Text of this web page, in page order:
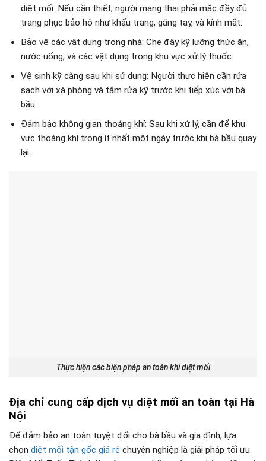
diệt mối. Nếu cần thiết, người mang thai phải mặc đầy đủ
trang phục bảo hộ như khẩu trang, găng tay, và kính mắt.
Bảo vệ các vật dụng trong nhà: Che đậy kỹ lưỡng thức ăn,
nước uống, và các vật dụng trong khu vực xử lý thuốc.
Vệ sinh kỹ càng sau khi sử dụng: Người thực hiện cần rửa
sạch với xà phòng và tắm rửa kỹ trước khi tiếp xúc với bà
bầu.
Đảm bảo không gian thoáng khí: Sau khi xử lý, cần để khu
vực thoáng khí trong ít nhất một ngày trước khi bà bầu quay
lại.
Thực hiện các biện pháp an toàn khi diệt mối
Địa chỉ cung cấp dịch vụ diệt mối an toàn tại Hà
Nội
Để đảm bảo an toàn tuyệt đối cho bà bầu và gia đình, lựa
chọn diệt mối tận gốc giá rẻ chuyên nghiệp là giải pháp tối ưu.